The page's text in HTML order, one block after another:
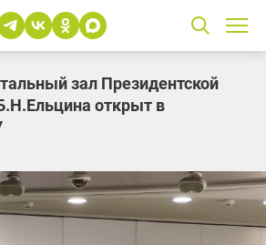
зал Президентской
открыт в